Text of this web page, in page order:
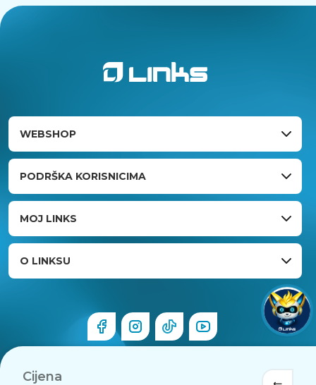
Cijena
WEBSHOP
PODRŠKA KORISNICIMA
MOJ LINKS
O LINKSU